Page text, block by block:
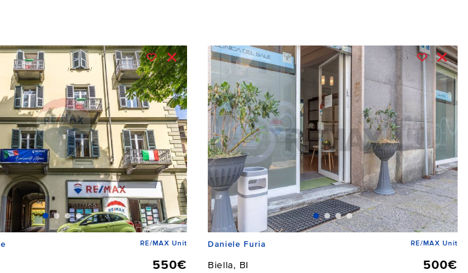
RE/MAX Unit
550€
Daniele Furia RE/MAX Unit
Biella, BI
500€